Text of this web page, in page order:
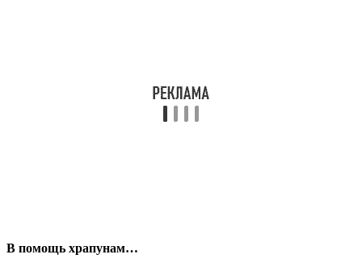
В помощь храпунам…